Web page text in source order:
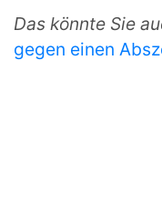
Das könnte Sie
gegen einen